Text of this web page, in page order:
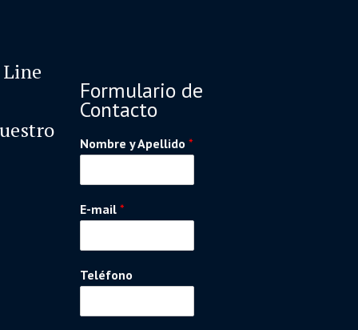
Formulario de
Contacto
Nombre y Apellido *
E-mail *
Teléfono